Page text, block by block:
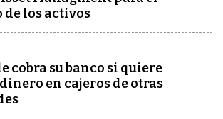
de los activos
cobra su banco si quiere
en cajeros de otras